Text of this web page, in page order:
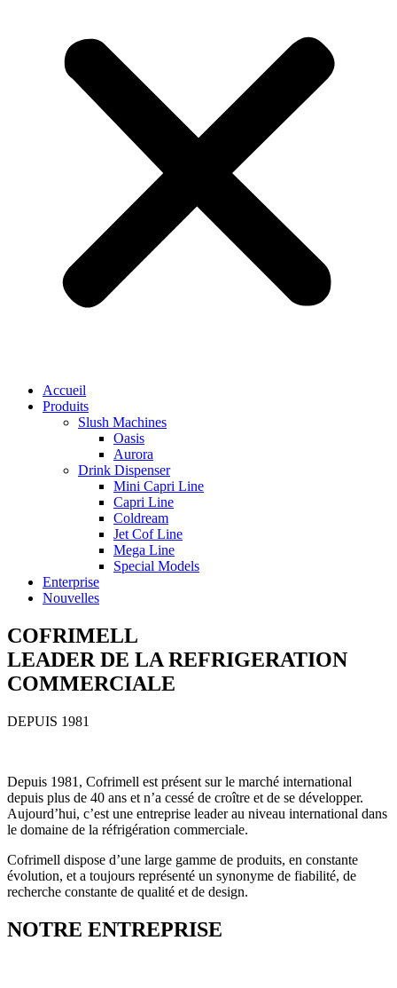
Accueil
Produits
Slush Machines
Oasis
Aurora
Drink Dispenser
Mini Capri Line
Capri Line
Coldream
Jet Cof Line
Mega Line
Special Models
Enterprise
Nouvelles
COFRIMELL
LEADER DE LA REFRIGERATION
COMMERCIALE
DEPUIS 1981
Depuis 1981, Cofrimell est présent sur le marché international
depuis plus de 40 ans et n’a cessé de croître et de se développer.
Aujourd’hui, c’est une entreprise leader au niveau international dans
le domaine de la réfrigération commerciale.
Cofrimell dispose d’une large gamme de produits, en constante
évolution, et a toujours représenté un synonyme de fiabilité, de
recherche constante de qualité et de design.
NOTRE ENTREPRISE